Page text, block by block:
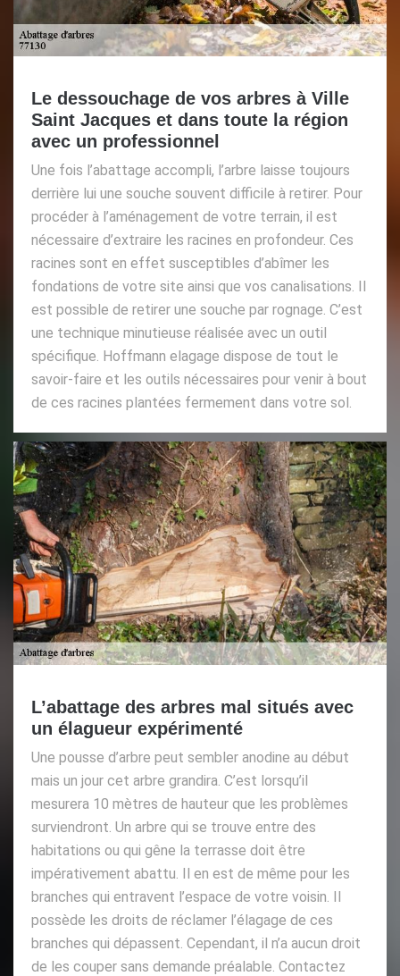
Le dessouchage de vos arbres à Ville
Saint Jacques et dans toute la région
avec un professionnel
Une fois l’abattage accompli, l’arbre laisse toujours
derrière lui une souche souvent difficile à retirer. Pour
procéder à l’aménagement de votre terrain, il est
nécessaire d’extraire les racines en profondeur. Ces
racines sont en effet susceptibles d’abîmer les
fondations de votre site ainsi que vos canalisations. Il
est possible de retirer une souche par rognage. C’est
une technique minutieuse réalisée avec un outil
spécifique. Hoffmann elagage dispose de tout le
savoir-faire et les outils nécessaires pour venir à bout
de ces racines plantées fermement dans votre sol.
L’abattage des arbres mal situés avec
un élagueur expérimenté
Une pousse d’arbre peut sembler anodine au début
mais un jour cet arbre grandira. C’est lorsqu’il
mesurera 10 mètres de hauteur que les problèmes
surviendront. Un arbre qui se trouve entre des
habitations ou qui gêne la terrasse doit être
impérativement abattu. Il en est de même pour les
branches qui entravent l’espace de votre voisin. Il
possède les droits de réclamer l’élagage de ces
branches qui dépassent. Cependant, il n’a aucun droit
de les couper sans demande préalable. Contactez